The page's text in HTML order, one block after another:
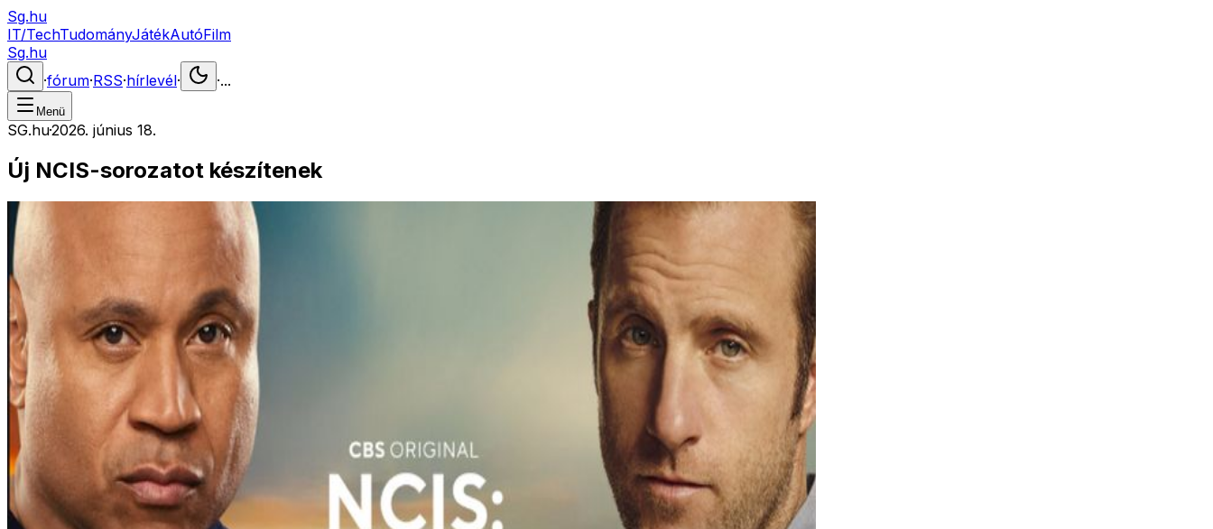
Sg.hu
IT/TechTudományJátékAutóFilm
Sg.hu
·fórum·RSS·hírlevél· ·...
Menü
SG.hu·2026. június 18.
Új NCIS-sorozatot készítenek